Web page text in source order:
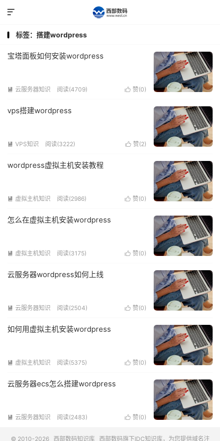

标签：搭建wordpress
宝塔面板如何安装wordpress
 云服务器知识 阅读(4709)  赞(0)
vps搭建wordpress
 VPS知识 阅读(3222)  赞(2)
wordpress虚拟主机安装教程
 虚拟主机知识 阅读(2986)  赞(0)
怎么在虚拟主机安装wordpress
 虚拟主机知识 阅读(3175)  赞(0)
云服务器wordpress如何上线
 云服务器知识 阅读(2504)  赞(0)
如何用虚拟主机安装wordpress
 虚拟主机知识 阅读(5375)  赞(0)
云服务器ecs怎么搭建wordpress
 云服务器知识 阅读(2483)  赞(0)
© 2010-2026 西部数码知识库 西部数码旗下IDC知识库，为您提供域名注